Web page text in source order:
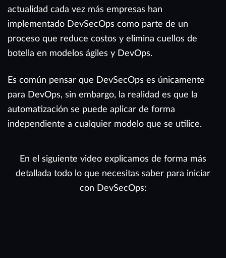
actualidad cada vez más empresas han
implementado DevSecOps como parte de un
proceso que reduce costos y elimina cuellos de
botella en modelos ágiles y DevOps.
Es común pensar que DevSecOps es únicamente
para DevOps, sin embargo, la realidad es que la
automatización se puede aplicar de forma
independiente a cualquier modelo que se utilice.
En el siguiente video explicamos de forma más
detallada todo lo que necesitas saber para iniciar
con DevSecOps: